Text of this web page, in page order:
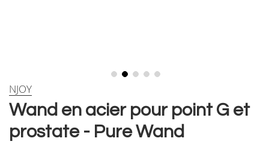
Skip
theWand en acier pour point G et
prostate - Pure Wand
NJOY